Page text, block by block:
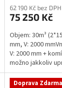
62 190 Kč bez DPH
75 250 Kč
Objem: 30m³
mm, V: 2000
V: 2000 mm +
možno jakkoliv
na...
Doprava Zdarma